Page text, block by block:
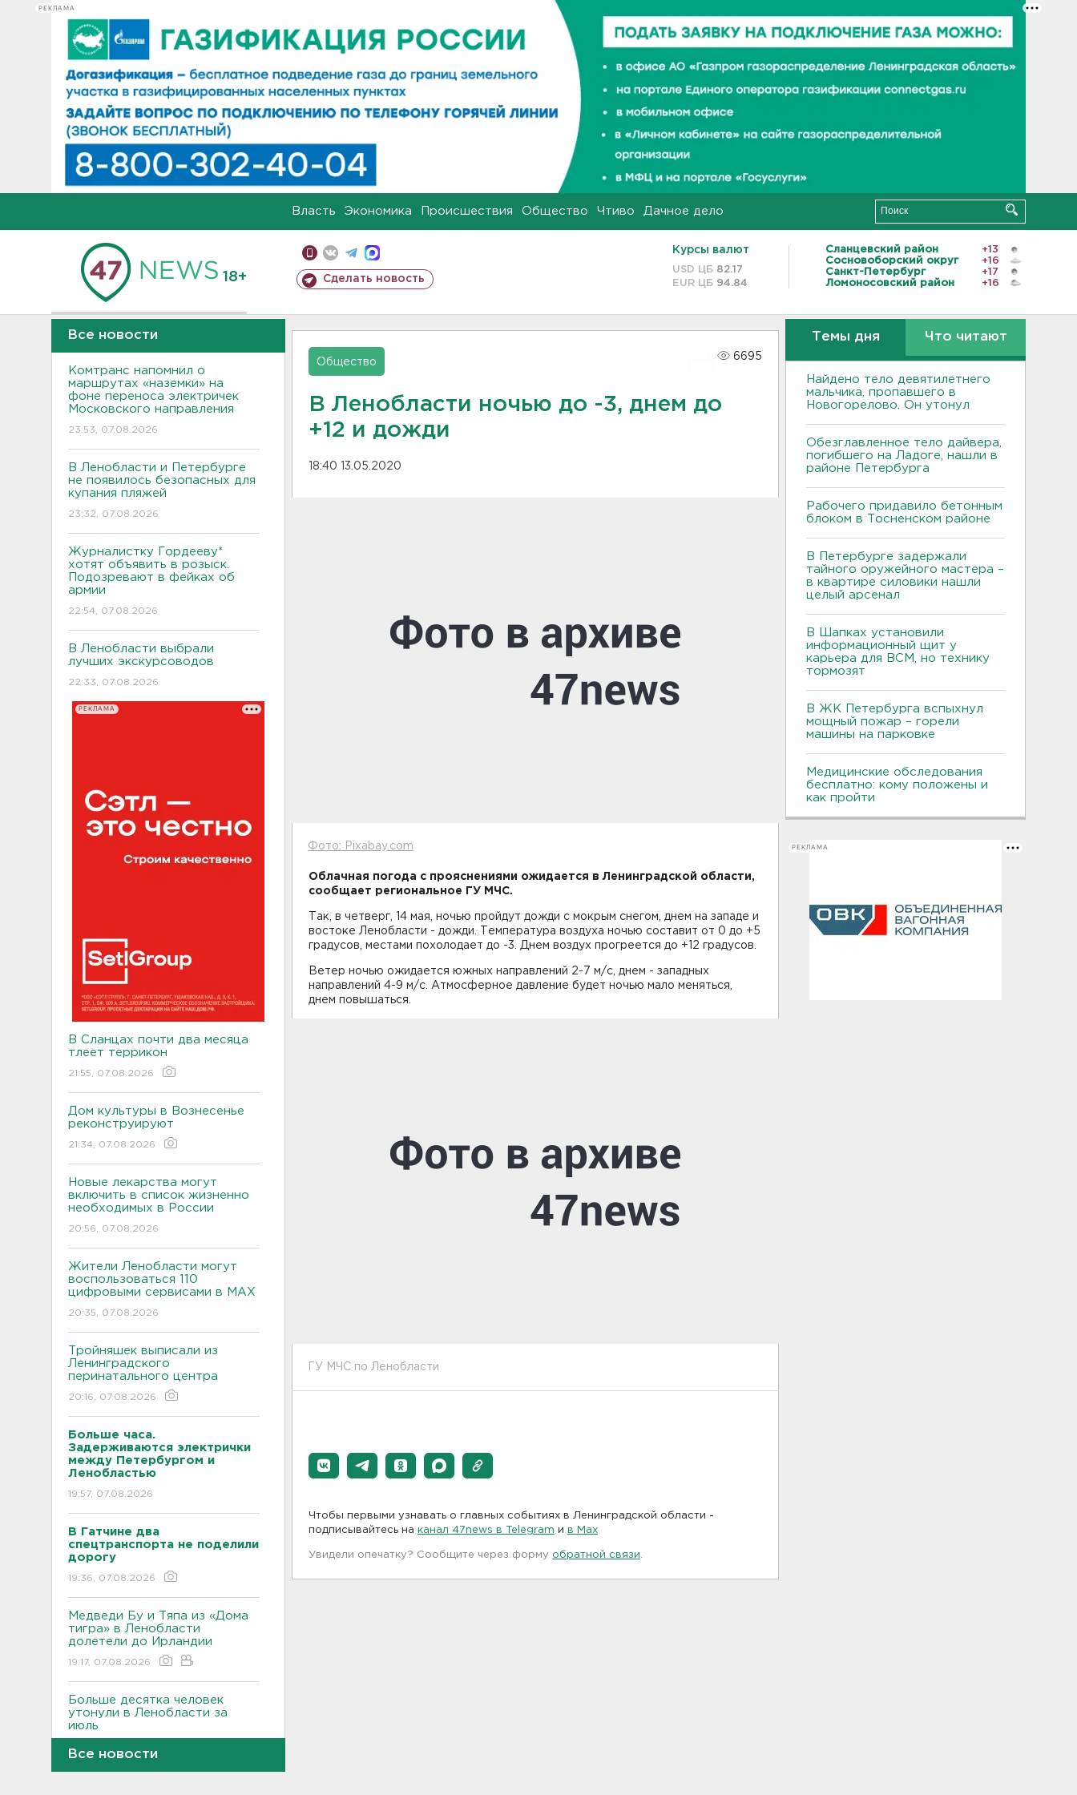
РЕКЛАМА
Власть Экономика Происшествия Общество Чтиво Дачное дело
18+ Сделать новость
Курсы валют
USD ЦБ 82.17
EUR ЦБ 94.84
Сланцевский район
+13
Сосновоборский округ
+16
Санкт-Петербург
+17
Ломоносовский район
+16
Все новости
Комтранс напомнил о
маршрутах «наземки» на
фоне переноса электричек
Московского направления
23:53, 07.08.2026
В Ленобласти и Петербурге
не появилось безопасных для
купания пляжей
23:32, 07.08.2026
Журналистку Гордееву*
хотят объявить в розыск.
Подозревают в фейках об
армии
22:54, 07.08.2026
В Ленобласти выбрали
лучших экскурсоводов
22:33, 07.08.2026
РЕКЛАМА
В Сланцах почти два месяца
тлеет террикон
21:55, 07.08.2026
Дом культуры в Вознесенье
реконструируют
21:34, 07.08.2026
Новые лекарства могут
включить в список жизненно
необходимых в России
20:56, 07.08.2026
Жители Ленобласти могут
воспользоваться 110
цифровыми сервисами в МАХ
20:35, 07.08.2026
Тройняшек выписали из
Ленинградского
перинатального центра
20:16, 07.08.2026
Больше часа.
Задерживаются электрички
между Петербургом и
Ленобластью
19:57, 07.08.2026
В Гатчине два
спецтранспорта не поделили
дорогу
19:36, 07.08.2026
Медведи Бу и Тяпа из «Дома
тигра» в Ленобласти
долетели до Ирландии
19:17, 07.08.2026
Больше десятка человек
утонули в Ленобласти за
июль
Все новости
Общество
6695
В Ленобласти ночью до -3, днем до
+12 и дожди
18:40 13.05.2020
Фото: Pixabay.com
Облачная погода с прояснениями ожидается в Ленинградской области,
сообщает региональное ГУ МЧС.
Так, в четверг, 14 мая, ночью пройдут дожди с мокрым снегом, днем на западе и
востоке Ленобласти - дожди. Температура воздуха ночью составит от 0 до +5
градусов, местами похолодает до -3. Днем воздух прогреется до +12 градусов.
Ветер ночью ожидается южных направлений 2-7 м/с, днем - западных
направлений 4-9 м/с. Атмосферное давление будет ночью мало меняться,
днем повышаться.
ГУ МЧС по Ленобласти
Чтобы первыми узнавать о главных событиях в Ленинградской области -
подписывайтесь на канал 47news в Telegram и в Maх
Увидели опечатку? Сообщите через форму обратной связи
Темы дня Что читают
Найдено тело девятилетнего
мальчика, пропавшего в
Новогорелово. Он утонул
Обезглавленное тело дайвера,
погибшего на Ладоге, нашли в
районе Петербурга
Рабочего придавило бетонным
блоком в Тосненском районе
В Петербурге задержали
тайного оружейного мастера –
в квартире силовики нашли
целый арсенал
В Шапках установили
информационный щит у
карьера для ВСМ, но технику
тормозят
В ЖК Петербурга вспыхнул
мощный пожар – горели
машины на парковке
Медицинские обследования
бесплатно: кому положены и
как пройти
РЕКЛАМА